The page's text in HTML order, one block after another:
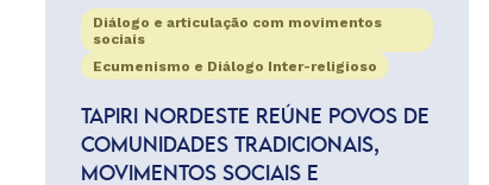
Diálogo e articulação com movimentos
sociais
Ecumenismo e Diálogo Inter-religioso
TAPIRI NORDESTE REÚNE POVOS DE
COMUNIDADES TRADICIONAIS,
MOVIMENTOS SOCIAIS E